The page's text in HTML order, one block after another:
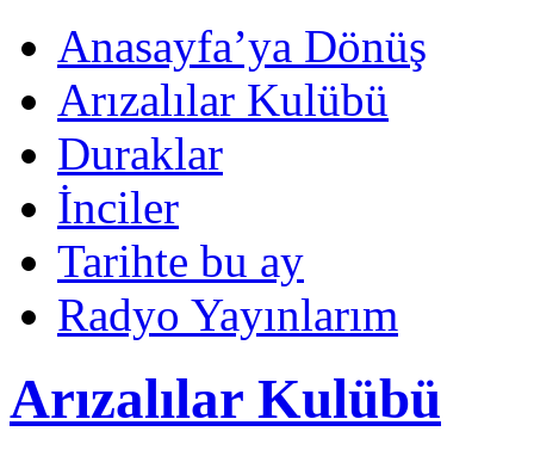
Anasayfa’ya Dönüş
Arızalılar Kulübü
Duraklar
İnciler
Tarihte bu ay
Radyo Yayınlarım
Arızalılar Kulübü